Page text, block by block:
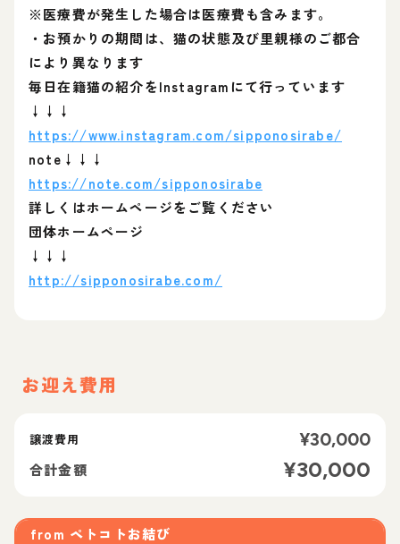
※医療費が発生した場合は医療費も含みます。
・お預かりの期間は、猫の状態及び里親様のご都合
により異なります
毎日在籍猫の紹介をInstagramにて行っています
↓↓↓
https://www.instagram.com/sipponosirabe/
note↓↓↓
https://note.com/sipponosirabe
詳しくはホームページをご覧ください
団体ホームページ
↓↓↓
http://sipponosirabe.com/
お迎え費用
譲渡費用 ¥30,000
合計金額 ¥30,000
from ペトコトお結び